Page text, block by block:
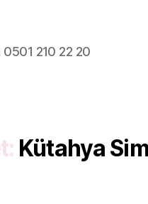
0501 210 22 20
Kütahya